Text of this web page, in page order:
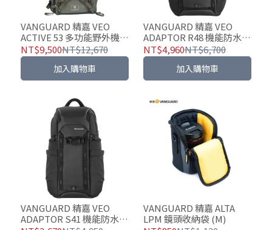
VANGUARD 精嘉 VEO
ACTIVE 53 多功能野外機能
包(二色可選)
NT$9,500NT$12,670
加入購物車
VANGUARD 精嘉 VEO
ADAPTOR R48 機能防水旅
行包(二色可選)
NT$4,960NT$6,700
加入購物車
VANGUARD 精嘉 VEO
ADAPTOR S41 機能防水旅
VANGUARD 精嘉 ALTA
LPM 鏡頭收納袋 (M)